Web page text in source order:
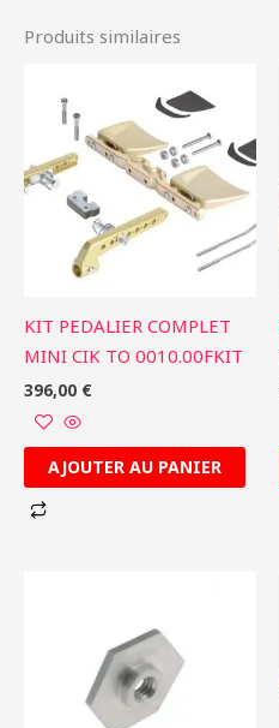
Produits similaires
KIT PEDALIER COMPLET
MINI CIK TO 0010.00FKIT
396,00 €
AJOUTER AU PANIER